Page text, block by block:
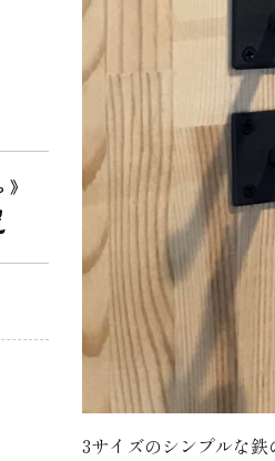
3サイズのシンプルな